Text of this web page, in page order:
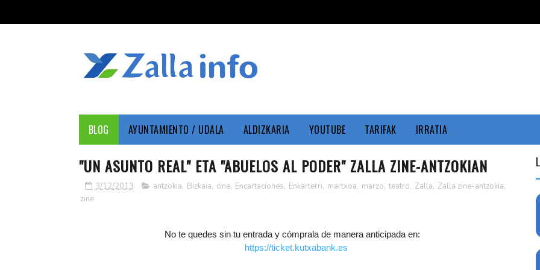
BLOG AYUNTAMIENTO / UDALA ALDIZKARIA YOUTUBE TARIFAK IRRATIA
"UN ASUNTO REAL" ETA "ABUELOS AL PODER" ZALLA ZINE-ANTZOKIAN
3/12/2013 antzokia, Bizkaia, cine, Encartaciones, Enkarterri, martxoa, marzo, teatro, Zalla, Zalla zine-antzokia,
zine
No te quedes sin tu entrada y cómprala de manera anticipada en:
https://ticket.kutxabank.es